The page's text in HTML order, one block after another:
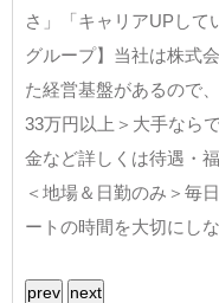
さ」「キャリアUPし
グループ】当社は株式
た経営基盤があるので
33万円以上＞大手なら
金など詳しくは待遇・
＜地場＆日勤のみ＞毎
ートの時間を大切にし
prev next